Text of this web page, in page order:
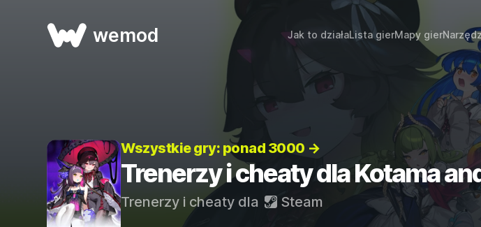
wemod Jak to działaLista gierMapy gier
Wszystkie gry: ponad 3000 →
Trenerzy i cheaty dla Kotama
Trenerzy i cheaty dla Steam